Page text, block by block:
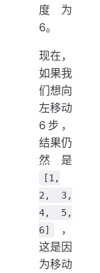
度为
6。
现在，
如果我
们想向
左移动
6步，
结果仍
然是
[1,
2, 3,
4, 5,
6]
，
这是因
为移动